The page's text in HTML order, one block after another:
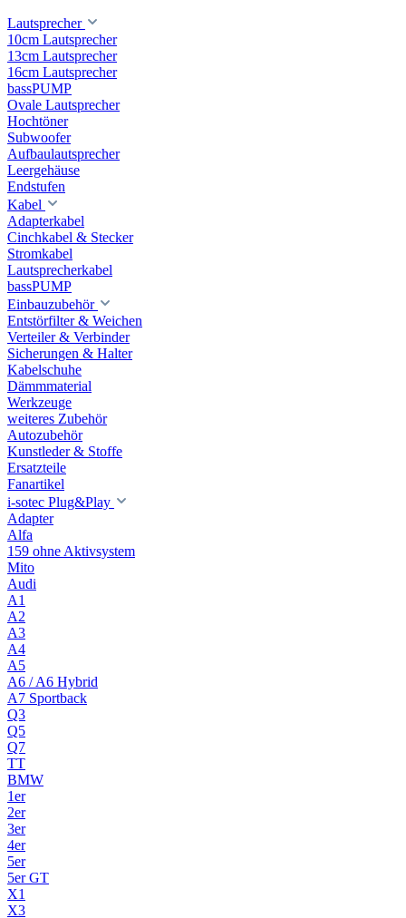
Lautsprecher
10cm Lautsprecher
13cm Lautsprecher
16cm Lautsprecher
bassPUMP
Ovale Lautsprecher
Hochtöner
Subwoofer
Aufbaulautsprecher
Leergehäuse
Endstufen
Kabel
Adapterkabel
Cinchkabel & Stecker
Stromkabel
Lautsprecherkabel
bassPUMP
Einbauzubehör
Entstörfilter & Weichen
Verteiler & Verbinder
Sicherungen & Halter
Kabelschuhe
Dämmmaterial
Werkzeuge
weiteres Zubehör
Autozubehör
Kunstleder & Stoffe
Ersatzteile
Fanartikel
i-sotec Plug&Play
Adapter
Alfa
159 ohne Aktivsystem
Mito
Audi
A1
A2
A3
A4
A5
A6 / A6 Hybrid
A7 Sportback
Q3
Q5
Q7
TT
BMW
1er
2er
3er
4er
5er
5er GT
X1
X3